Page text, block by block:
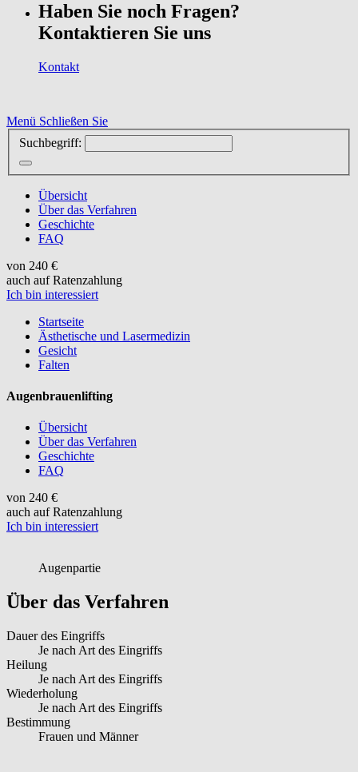
Haben Sie noch Fragen?
Kontaktieren Sie uns
Kontakt
Menü Schließen Sie
Suchbegriff:
Übersicht
Über das Verfahren
Geschichte
FAQ
von 240 €
auch auf Ratenzahlung
Ich bin interessiert
Startseite
Ästhetische und Lasermedizin
Gesicht
Falten
Augenbrauenlifting
Übersicht
Über das Verfahren
Geschichte
FAQ
von 240 €
auch auf Ratenzahlung
Ich bin interessiert
Augenpartie
Über das Verfahren
Dauer des Eingriffs
Je nach Art des Eingriffs
Heilung
Je nach Art des Eingriffs
Wiederholung
Je nach Art des Eingriffs
Bestimmung
Frauen und Männer